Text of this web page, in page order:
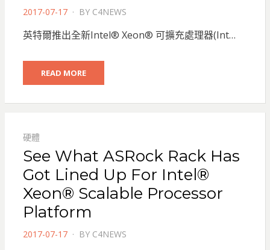
POSTED
2017-07-17 BY C4NEWS
英特爾推出全新Intel® Xeon® 可擴充處理器(Int…
READ MORE
硬體
See What ASRock Rack Has
Got Lined Up For Intel®
Xeon® Scalable Processor
Platform
POSTED
2017-07-17 BY C4NEWS